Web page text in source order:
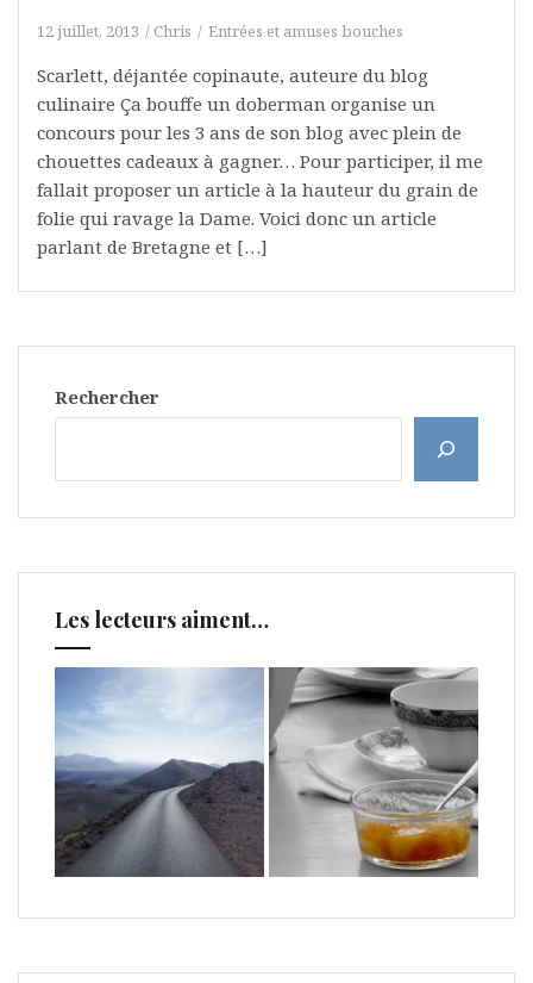
12 juillet, 2013 Chris Entrées et amuses bouches
Scarlett, déjantée copinaute, auteure du blog
culinaire Ça bouffe un doberman organise un
concours pour les 3 ans de son blog avec plein de
chouettes cadeaux à gagner… Pour participer, il me
fallait proposer un article à la hauteur du grain de
folie qui ravage la Dame. Voici donc un article
parlant de Bretagne et […]
Rechercher
Les lecteurs aiment…